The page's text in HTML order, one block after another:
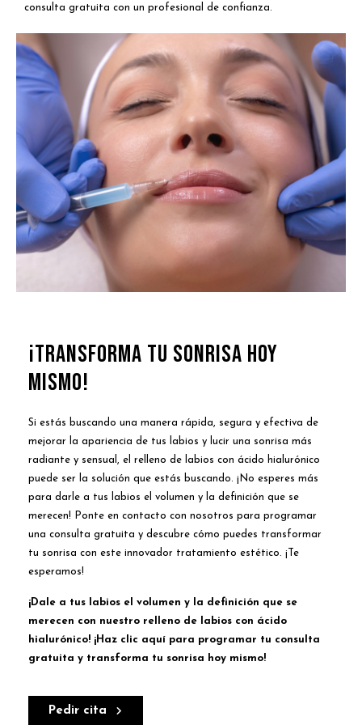
consulta gratuita con un profesional de confianza.
¡Transforma tu sonrisa hoy
mismo!
Si estás buscando una manera rápida, segura y efectiva de
mejorar la apariencia de tus labios y lucir una sonrisa más
radiante y sensual, el relleno de labios con ácido hialurónico
puede ser la solución que estás buscando. ¡No esperes más
para darle a tus labios el volumen y la definición que se
merecen! Ponte en contacto con nosotros para programar
una consulta gratuita y descubre cómo puedes transformar
tu sonrisa con este innovador tratamiento estético. ¡Te
esperamos!
¡Dale a tus labios el volumen y la definición que se
merecen con nuestro relleno de labios con ácido
hialurónico! ¡Haz clic aquí para programar tu consulta
gratuita y transforma tu sonrisa hoy mismo!
Pedir cita